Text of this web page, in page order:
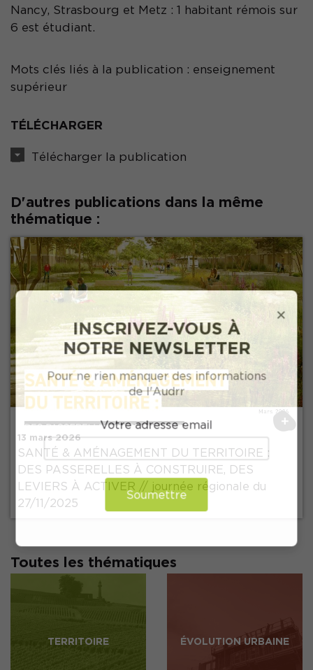
Nancy, Strasbourg et Metz : 1 habitant rémois sur
6 est étudiant.
Mots clés liés à la publication : enseignement
supérieur
TÉLÉCHARGER
Télécharger la publication
D'autres publications dans la même
thématique :
Précédent
+
13 mars 2026
SANTÉ & AMÉNAGEMENT DU TERRITOIRE :
DES PASSERELLES À CONSTRUIRE, DES
LEVIERS À ACTIVER // journée régionale du
27/11/2025
Toutes les thématiques
TERRITOIRE ÉVOLUTION URBAINE
×
INSCRIVEZ-VOUS À
NOTRE NEWSLETTER
Pour ne rien manquer des informations
de l'Audrr
Votre adresse email
Soumettre